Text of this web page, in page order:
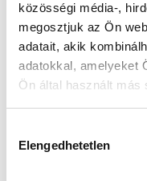
közösségi média-,
megosztjuk az Ön
adatait, akik
adatokkal, amelyeket
Ön által használt más
kiválasztása
Elengedhetetlen
22 290 Ft 18
Az elmúlt 30 nap